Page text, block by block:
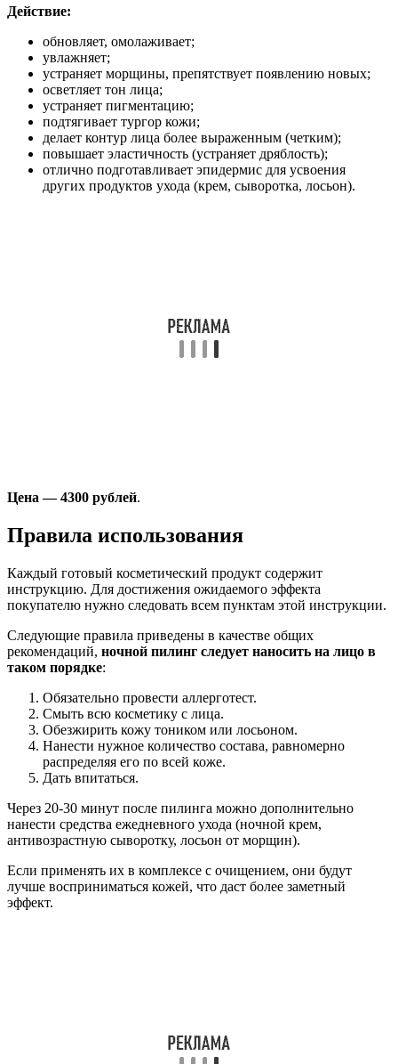
Действие:
обновляет, омолаживает;
увлажняет;
устраняет морщины, препятствует появлению новых;
осветляет тон лица;
устраняет пигментацию;
подтягивает тургор кожи;
делает контур лица более выраженным (четким);
повышает эластичность (устраняет дряблость);
отлично подготавливает эпидермис для усвоения
других продуктов ухода (крем, сыворотка, лосьон).
Цена — 4300 рублей.
Правила использования
Каждый готовый косметический продукт содержит
инструкцию. Для достижения ожидаемого эффекта
покупателю нужно следовать всем пунктам этой инструкции.
Следующие правила приведены в качестве общих
рекомендаций, ночной пилинг следует наносить на лицо в
таком порядке:
Обязательно провести аллерготест.
Смыть всю косметику с лица.
Обезжирить кожу тоником или лосьоном.
Нанести нужное количество состава, равномерно
распределяя его по всей коже.
Дать впитаться.
Через 20-30 минут после пилинга можно дополнительно
нанести средства ежедневного ухода (ночной крем,
антивозрастную сыворотку, лосьон от морщин).
Если применять их в комплексе с очищением, они будут
лучше восприниматься кожей, что даст более заметный
эффект.